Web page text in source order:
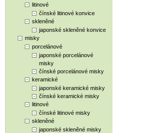
litinové
čínské litinové konvice
skleněné
japonské skleněné konvice
misky
porcelánové
japonské porcelánové
misky
čínské porcelánové misky
keramické
japonské keramické misky
čínské keramické misky
litinové
čínské litinové misky
skleněné
japonské skleněné misky